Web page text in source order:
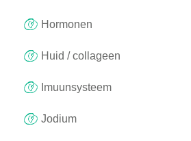
Hormonen
Huid / collageen
Imuunsysteem
Jodium